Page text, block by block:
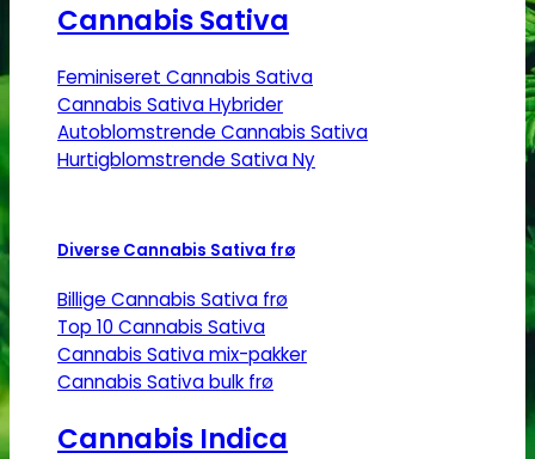
Cannabis Sativa
Feminiseret Cannabis Sativa
Cannabis Sativa Hybrider
Autoblomstrende Cannabis Sativa
Hurtigblomstrende Sativa
Diverse Cannabis Sativa frø
Billige Cannabis Sativa frø
Top 10 Cannabis Sativa
Cannabis Sativa mix-pakker
Cannabis Sativa bulk frø
Cannabis Indica